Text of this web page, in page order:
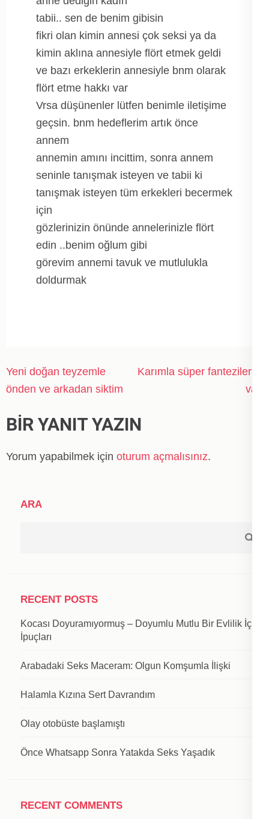
tabii.. sen de benim gibisin
fikri olan kimin annesi çok seksi ya da
kimin aklına annesiyle flört etmek geldi
ve bazı erkeklerin annesiyle bnm olarak
flört etme hakkı var
Vrsa düşünenler lütfen benimle iletişime
geçsin. bnm hedeflerim artık önce
annem
annemin amını incittim, sonra annem
seninle tanışmak isteyen ve tabii ki
tanışmak isteyen tüm erkekleri becermek
için
gözlerinizin önünde annelerinizle flört
edin ..benim oğlum gibi
görevim annemi tavuk ve mutlulukla
doldurmak
Yazı
gezinmesi
Yeni doğan teyzemle
önden ve arkadan siktim
Karımla süper fantezilerim
var.
BIR YANIT YAZIN
Yorum yapabilmek için oturum açmalısınız.
ARA
RECENT POSTS
Kocası Doyuramıyormuş – Doyumlu Mutlu Bir Evlilik İçin
İpuçları
Arabadaki Seks Maceram: Olgun Komşumla İlişki
Halamla Kızına Sert Davrandım
Olay otobüste başlamıştı
Önce Whatsapp Sonra Yatakda Seks Yaşadık
RECENT COMMENTS